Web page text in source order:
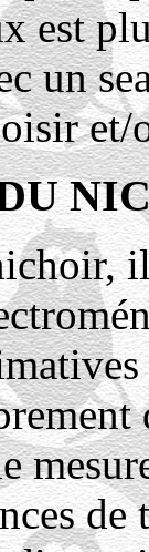
est
un